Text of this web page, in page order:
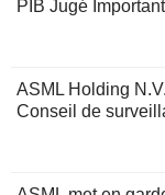
PIB Jugé
ASML Holding
Conseil de